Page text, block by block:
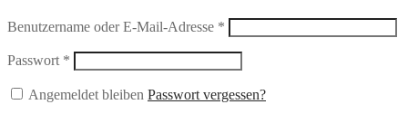
Benutzername oder E-Mail-Adresse *
Passwort *
Angemeldet bleiben Passwort vergessen?